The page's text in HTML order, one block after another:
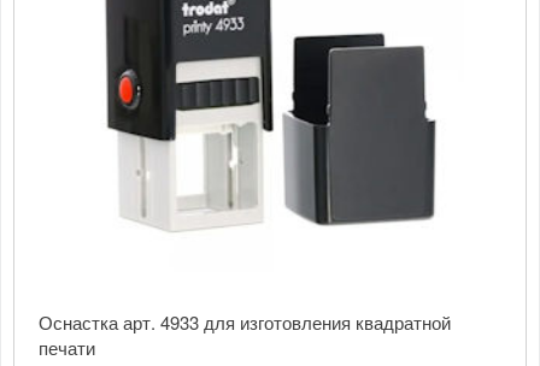
Оснастка арт. 4933 для изготовления квадратной
печати